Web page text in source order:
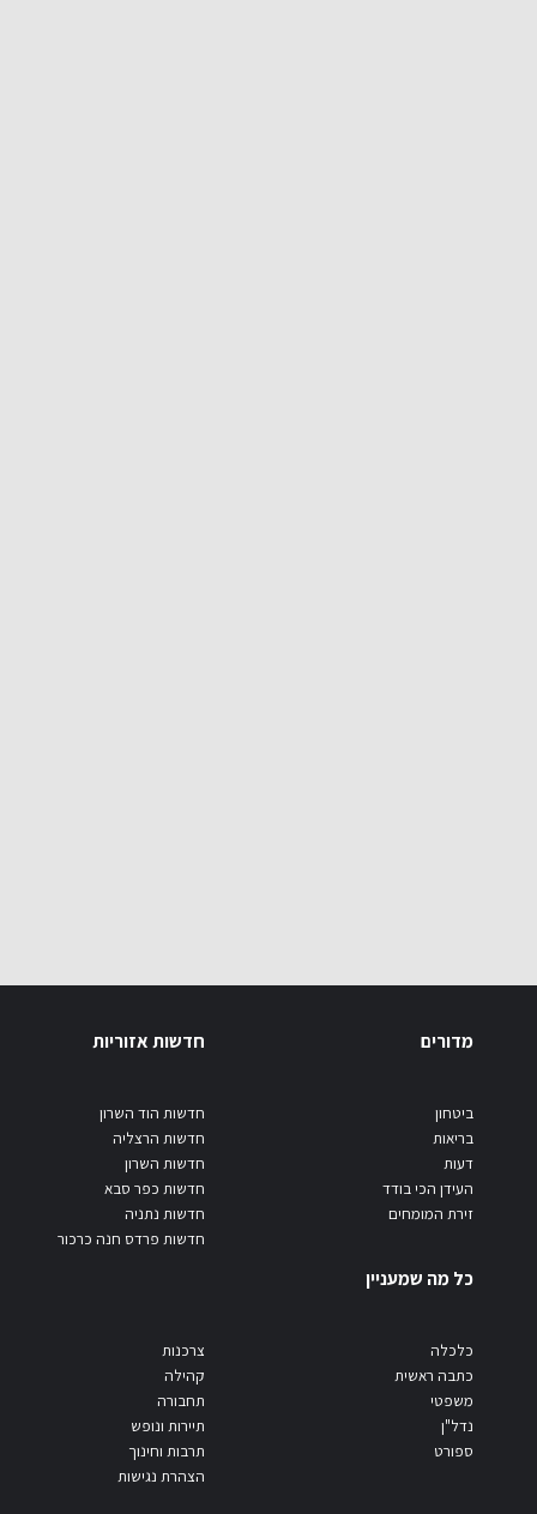
מדורים
ביטחון
בריאות
דעות
העידן הכי בודד
זירת המומחים
חדשות אזוריות
חדשות הוד השרון
חדשות הרצליה
חדשות השרון
חדשות כפר סבא
חדשות נתניה
חדשות פרדס חנה כרכור
כל מה שמעניין
כלכלה
כתבה ראשית
משפטי
נדל"ן
ספורט
צרכנות
קהילה
תחבורה
תיירות ונופש
תרבות וחינוך
הצהרת נגישות